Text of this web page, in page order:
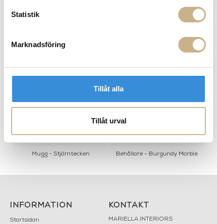
Statistik
Marknadsföring
Tillåt alla
Tillåt urval
PRODUKTVARIANTER
Mugg - Stjärntecken Behållare - Burgundy Marble
INFORMATION
Startsidan
KONTAKT
MARIELLA INTERIORS